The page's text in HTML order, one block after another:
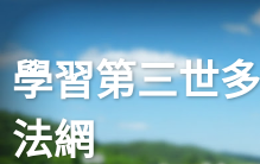
學習第三世
法網